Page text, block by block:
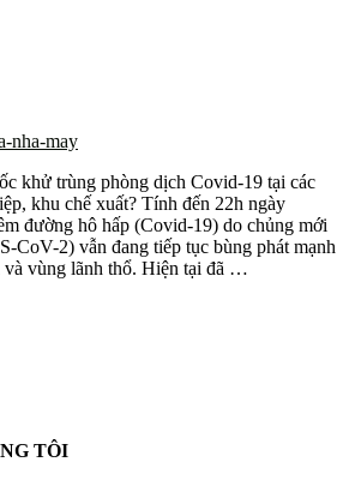
khử trùng phòng dịch Covid-19 tại các
khu chế xuất? Tính đến 22h ngày
đường hô hấp (Covid-19) do chủng mới
CoV-2) vẫn đang tiếp tục bùng phát mạnh
và vùng lãnh thổ. Hiện tại đã …
TÔI